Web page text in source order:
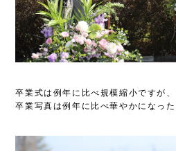
卒業式は例年に比べ規模縮小ですが、
卒業写真は例年に比べ華やかになった